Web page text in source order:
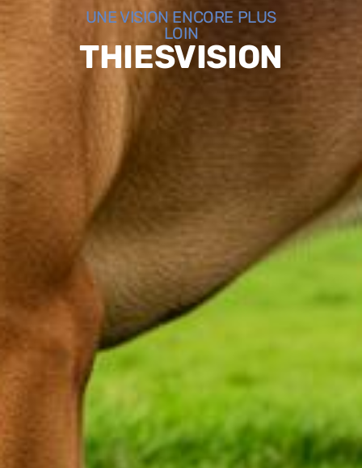
UNE VISION ENCORE PLUS
LOIN
THIESVISION